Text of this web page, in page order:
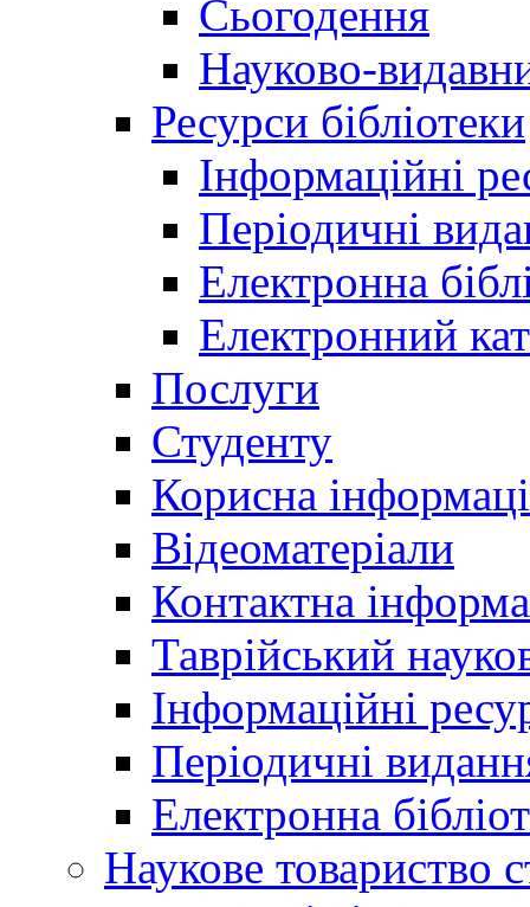
Сьогодення
Науково-
Ресурси бібліотеки
Інформаційні
Періодичні
Електронна
Електронний
Послуги
Студенту
Корисна
Відеоматеріали
Контактна
Таврійський
Інформаційні
Періодичні
Електронна
Наукове товариство